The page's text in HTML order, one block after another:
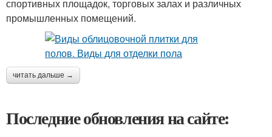
спортивных площадок, торговых залах и различных
промышленных помещений.
читать дальше →
Последние обновления на сайте: